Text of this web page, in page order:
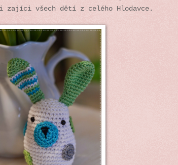
zajíci všech dětí z celého Hlodavce.